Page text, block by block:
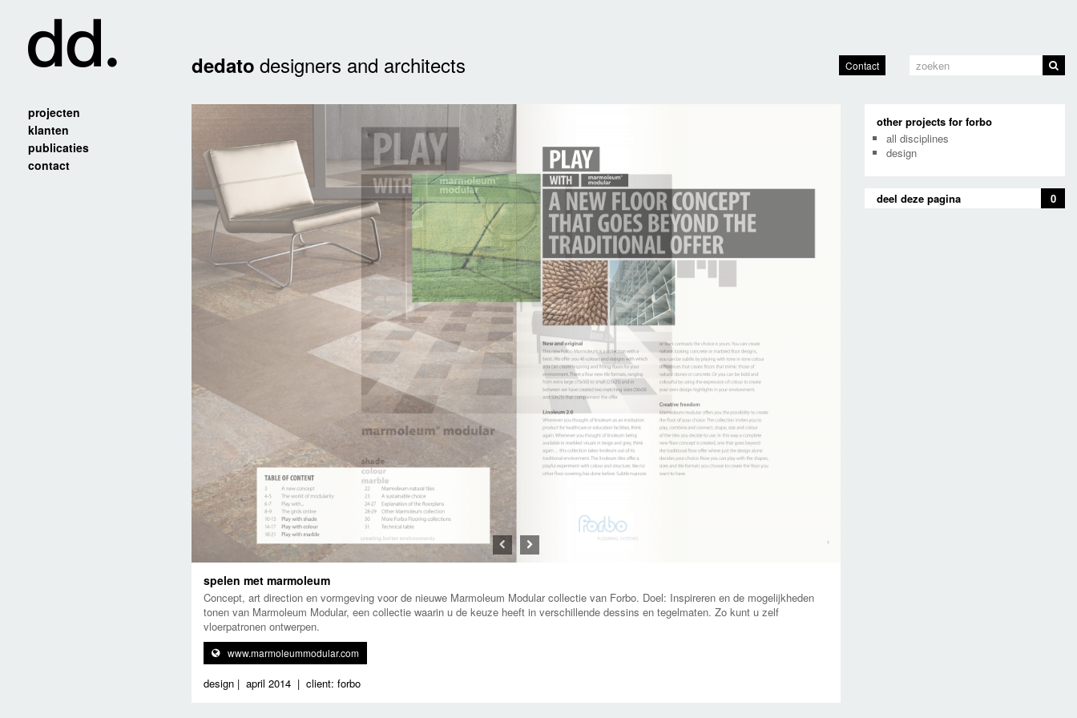
dedato designers and architects Contact
projecten
klanten
publicaties
contact
Previous
spelen met marmoleum
Concept, art direction en vormgeving voor de nieuwe Marmoleum Modular collectie van Forbo. Doel: Inspireren en de mogelijkheden
tonen van Marmoleum Modular, een collectie waarin u de keuze heeft in verschillende dessins en tegelmaten. Zo kunt u zelf
vloerpatronen ontwerpen.
www.marmoleummodular.com
design | april 2014 | client: forbo
other projects for forbo
all disciplines
design
deel deze pagina 0